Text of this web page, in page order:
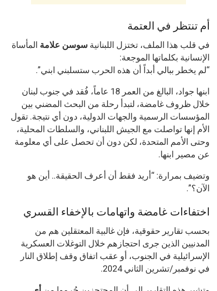
أم تنتظر في العتمة
في قلب هذا الملف، تختزل اللبنانية سوسن علامة المأساة
الإنسانية بكلماتها الموجعة:
“لم يخطر ببالي أبداً أن هذه الحرب ستسلبني ابني”.
ابنها جواد، البالغ من العمر 18 عاماً، فُقد في جنوب لبنان
خلال ظروف غامضة، لتبدأ رحلة من البحث المضني بين
المؤسسات الرسمية والجهات الدولية، دون أي نتيجة. تقول
الأم إنها تواصلت مع الجيش اللبناني، والسلطات المحلية،
وحتى الأمم المتحدة، لكن دون أن تحصل على أي معلومة
عن مصير ابنها.
وتضيف بمرارة: “أريد فقط أن أعرف الحقيقة.. أين هو
الآن؟”.
اختفاءات غامضة واتهامات بالإخفاء القسري
بحسب تقارير حقوقية، فإن غالبية المعتقلين هم من
المدنيين الذين جرى احتجازهم خلال التوغلات العسكرية
الإسرائيلية في الجنوب، أو عقب اتفاق وقف إطلاق النار
في نوفمبر/تشرين الثاني 2024.